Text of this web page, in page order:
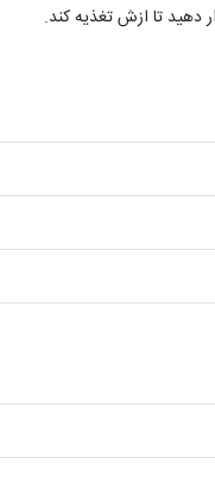
دهید تا ازش تغذیه کند.